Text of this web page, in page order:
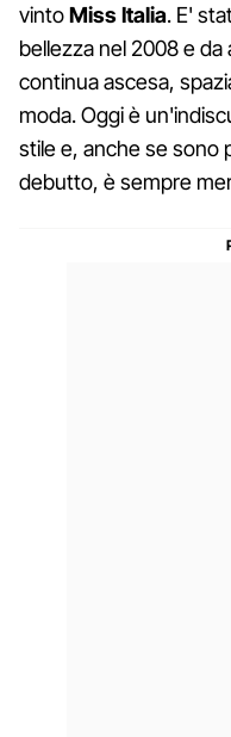
vintoMiss Italia. E'
bellezza nel 2008 e da
continua ascesa,
moda. Oggi è
stile e, anche se sono
debutto, è sempre